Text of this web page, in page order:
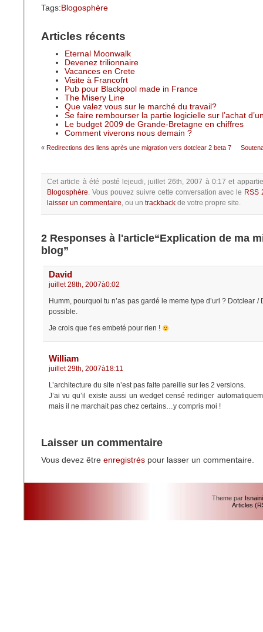
Tags: Blogosphère
Articles récents
Eternal Moonwalk
Devenez trilionnaire
Vacances en Crete
Visite à Francofrt
Pub pour Blackpool made in France
The Misery Line
Que valez vous sur le marché du travail?
Se faire rembourser la partie logicielle sur l’achat
Le budget 2009 de Grande-Bretagne en chiffres
Comment viverons nous demain ?
« Redirections des liens après une migration vers dotclear 2 beta 7
Cet article à été posté lejeudi, juillet 26th, 2007 à 0:17et
Blogosphère. Vous pouvez suivre cette conversation avec le RSS
laisser un commentaire, ou un trackback de votre propre site.
2 Responses à l'article“Explication de ma
blog”
David
juillet 28th, 2007à0:02
Humm, pourquoi tu n’as pas gardé le meme type d’url ? Dotclear /
possible.
Je crois que t’es embeté pour rien !
William
juillet 29th, 2007à18:11
L’architecture du site n’est pas faite pareille sur les 2 versions.
J’ai vu qu’il existe aussi un wedget censé rediriger
mais il ne marchait pas chez certains…y compris moi !
Laisser un commentaire
Vous devez être enregistrés pour lasser un commentaire.
Theme par
Articles